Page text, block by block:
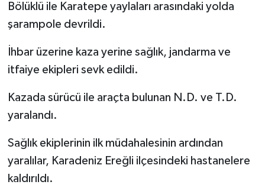
Bölüklü ile Karatepe yaylaları arasındaki yolda
şarampole devrildi.
İhbar üzerine kaza yerine sağlık, jandarma ve
itfaiye ekipleri sevk edildi.
Kazada sürücü ile araçta bulunan N.D. ve T.D.
yaralandı.
Sağlık ekiplerinin ilk müdahalesinin ardından
yaralılar, Karadeniz Ereğli ilçesindeki hastanelere
kaldırıldı.